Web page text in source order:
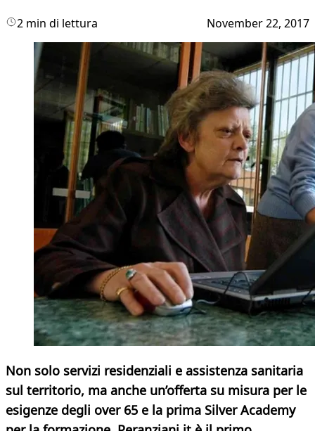
2 min di lettura November 22, 2017
Non solo servizi residenziali e assistenza sanitaria
sul territorio, ma anche un’offerta su misura per le
esigenze degli over 65 e la prima Silver Academy